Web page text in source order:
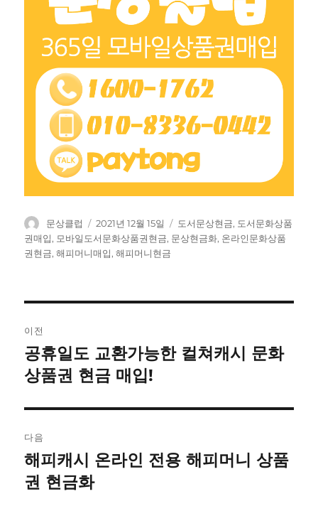
글
쓴
이
문상클럽
작
성
일
2021년 12월 15일
태
그
도서문상현금, 도서문화상품
권매입, 모바일도서문화상품권현금, 문상현금화, 온라인문화상품
권현금,해피머니매입,해피머니현금
탐
색
이전
이
전
공휴일도 교환가능한 컬쳐캐시 문화
상품권 현금 매입!
다음
다
음
해피캐시 온라인 전용 해피머니 상품
권 현금화